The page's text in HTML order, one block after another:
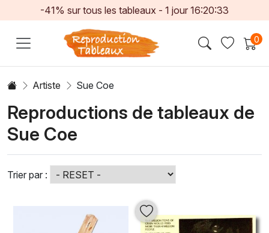
-41% sur tous les tableaux - 1 jour 16:20:33
0
Artiste Sue Coe
Reproductions de tableaux de
Sue Coe
Trier par :